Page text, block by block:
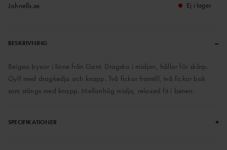
Johnells.se Ej i lager
BESKRIVNING –
Beigea byxor i linne från Gant. Dragsko i midjan, hällor för skärp.
Gylf med dragkedja och knapp. Två fickor framtill, två fickor bak
som stängs med knapp. Mellanhög midja, relaxed fit i benen.
SPECIFIKATIONER +